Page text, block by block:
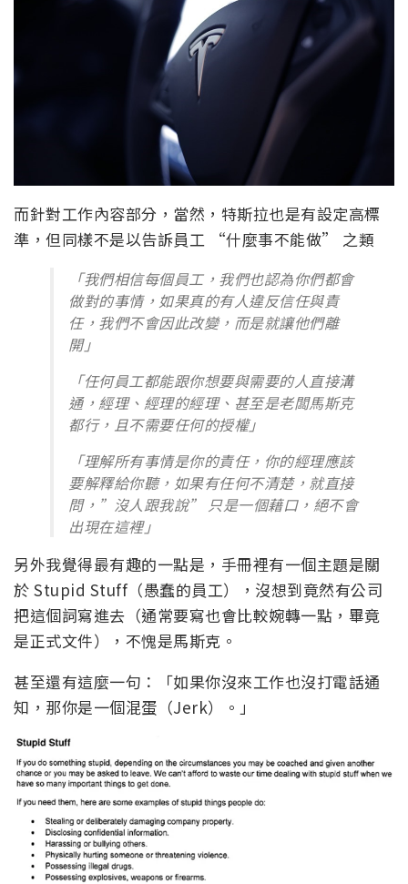
而針對工作內容部分，當然，特斯拉也是有設定高標
準，但同樣不是以告訴員工 “什麼事不能做” 之類
「我們相信每個員工，我們也認為你們都會
做對的事情，如果真的有人違反信任與責
任，我們不會因此改變，而是就讓他們離
開」
「任何員工都能跟你想要與需要的人直接溝
通，經理、經理的經理、甚至是老闆馬斯克
都行，且不需要任何的授權」
「理解所有事情是你的責任，你的經理應該
要解釋給你聽，如果有任何不清楚，就直接
問，”沒人跟我說” 只是一個藉口，絕不會
出現在這裡」
另外我覺得最有趣的一點是，手冊裡有一個主題是關
於 Stupid Stuff（愚蠢的員工），沒想到竟然有公司
把這個詞寫進去（通常要寫也會比較婉轉一點，畢竟
是正式文件），不愧是馬斯克。
甚至還有這麼一句：「如果你沒來工作也沒打電話通
知，那你是一個混蛋（Jerk）。」